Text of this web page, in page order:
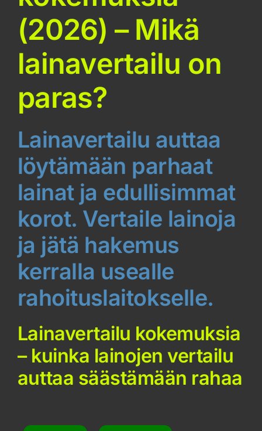
(2026) – Mikä
lainavertailu on
paras?
Lainavertailu auttaa
löytämään parhaat
lainat ja edullisimmat
korot. Vertaile lainoja
ja jätä hakemus
kerralla usealle
rahoituslaitokselle.
Lainavertailu kokemuksia
– kuinka lainojen vertailu
auttaa säästämään rahaa